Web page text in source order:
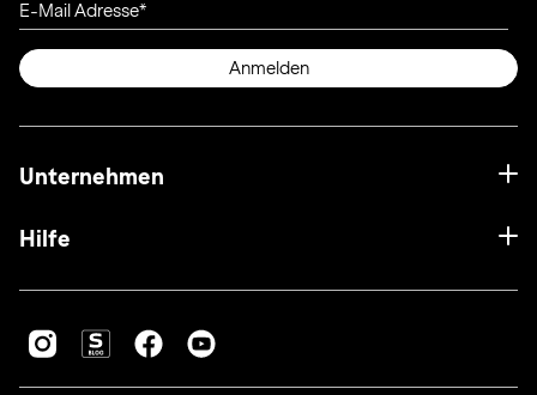
E-Mail Adresse
Anmelden
Unternehmen
Hilfe